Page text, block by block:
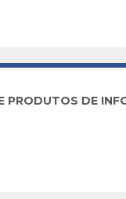
PRODUTOS DE